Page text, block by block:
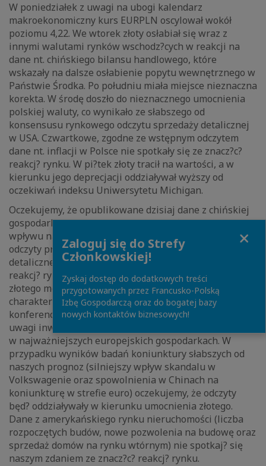
W poniedziałek z uwagi na ubogi kalendarz
makroekonomiczny kurs EURPLN oscylował wokół
poziomu 4,22. We wtorek złoty osłabiał się wraz z
innymi walutami rynków wschodz?cych w reakcji na
dane nt. chińskiego bilansu handlowego, które
wskazały na dalsze osłabienie popytu wewnętrznego w
Państwie Środka. Po południu miała miejsce nieznaczna
korekta. W środę doszło do nieznacznego umocnienia
polskiej waluty, co wynikało ze słabszego od
konsensusu rynkowego odczytu sprzedaży detalicznej
w USA. Czwartkowe, zgodne ze wstępnym odczytem
dane nt. inflacji w Polsce nie spotkały się ze znacz?c?
reakcj? rynku. W pi?tek złoty tracił na wartości, a w
kierunku jego deprecjacji oddziaływał wyższy od
oczekiwań indeksu Uniwersytetu Michigan.
Oczekujemy, że opublikowane dzisiaj dane z chińskiej
gospodarki (patrz wyżej) nie będ? miały istotnego
wpływu na kurs złotego. Podobnie dzisiejsze krajowe
odczyty produkcji przemysłowej oraz sprzedaży
detalicznej nie spotkaj? się w naszej ocenie ze znacz?c?
reakcj? rynku. W czwartek w kierunku umocnienia
złotego mog? oddziaływać oczekiwany przez nas gołębi
charakter wypowiedzi prezesa EBC M. Draghiego na
konferencji po posiedzeniu EBC. W pi?tek w centrum
uwagi inwestorów będ? wstępne odczyty indeksów PMI
w najważniejszych europejskich gospodarkach. W
przypadku wyników badań koniunktury słabszych od
naszych prognoz (silniejszy wpływ skandalu w
Volkswagenie oraz spowolnienia w Chinach na
koniunkturę w strefie euro) oczekujemy, że odczyty
będ? oddziaływały w kierunku umocnienia złotego.
Dane z amerykańskiego rynku nieruchomości (liczba
rozpoczętych budów, nowe pozwolenia na budowę oraz
sprzedaż domów na rynku wtórnym) nie spotkaj? się
naszym zdaniem ze znacz?c? reakcj? rynku.
Zaloguj się do Strefy
Członkowskiej!
Zyskaj dostęp do dodatkowych treści
przygotowanych przez Francusko-Polską
Izbę Gospodarczą oraz do bogatej bazy
nowych kontaktów biznesowych!